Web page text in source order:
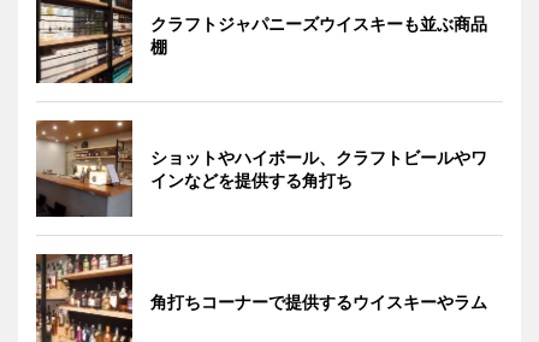
クラフトジャパニーズウイスキーも並ぶ商品
棚
ショットやハイボール、クラフトビールやワ
インなどを提供する角打ち
角打ちコーナーで提供するウイスキーやラム